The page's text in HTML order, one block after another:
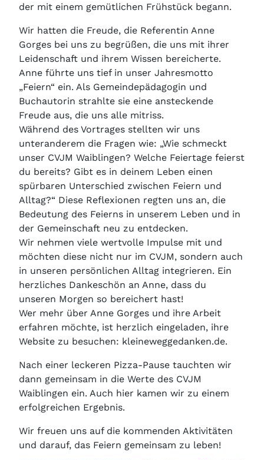
der mit einem gemütlichen Frühstück begann.
Wir hatten die Freude, die Referentin Anne
Gorges bei uns zu begrüßen, die uns mit ihrer
Leidenschaft und ihrem Wissen bereicherte.
Anne führte uns tief in unser Jahresmotto
„Feiern“ ein. Als Gemeindepädagogin und
Buchautorin strahlte sie eine ansteckende
Freude aus, die uns alle mitriss.
Während des Vortrages stellten wir uns
unteranderem die Fragen wie: „Wie schmeckt
unser CVJM Waiblingen? Welche Feiertage feierst
du bereits? Gibt es in deinem Leben einen
spürbaren Unterschied zwischen Feiern und
Alltag?“ Diese Reflexionen regten uns an, die
Bedeutung des Feierns in unserem Leben und in
der Gemeinschaft neu zu entdecken.
Wir nehmen viele wertvolle Impulse mit und
möchten diese nicht nur im CVJM, sondern auch
in unseren persönlichen Alltag integrieren. Ein
herzliches Dankeschön an Anne, dass du
unseren Morgen so bereichert hast!
Wer mehr über Anne Gorges und ihre Arbeit
erfahren möchte, ist herzlich eingeladen, ihre
Website zu besuchen: kleineweggedanken.de.
Nach einer leckeren Pizza-Pause tauchten wir
dann gemeinsam in die Werte des CVJM
Waiblingen ein. Auch hier kamen wir zu einem
erfolgreichen Ergebnis.
Wir freuen uns auf die kommenden Aktivitäten
und darauf, das Feiern gemeinsam zu leben!